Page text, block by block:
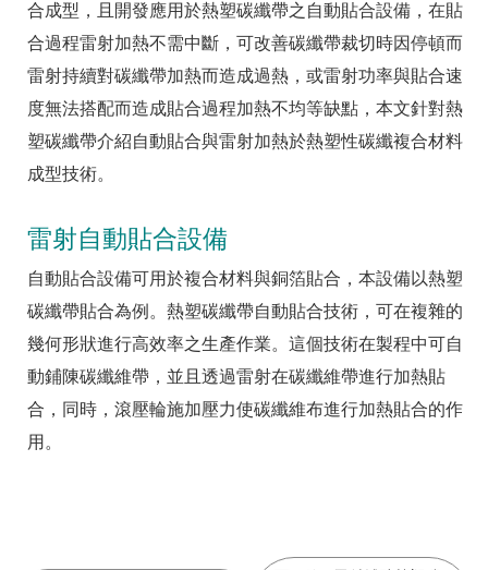
合成型，且開發應用於熱塑碳纖帶之自動貼合設備，在貼
合過程雷射加熱不需中斷，可改善碳纖帶裁切時因停頓而
雷射持續對碳纖帶加熱而造成過熱，或雷射功率與貼合速
度無法搭配而造成貼合過程加熱不均等缺點，本文針對熱
塑碳纖帶介紹自動貼合與雷射加熱於熱塑性碳纖複合材料
成型技術。
雷射自動貼合設備
自動貼合設備可用於複合材料與銅箔貼合，本設備以熱塑
碳纖帶貼合為例。熱塑碳纖帶自動貼合技術，可在複雜的
幾何形狀進行高效率之生產作業。這個技術在製程中可自
動鋪陳碳纖維帶，並且透過雷射在碳纖維帶進行加熱貼
合，同時，滾壓輪施加壓力使碳纖維布進行加熱貼合的作
用。